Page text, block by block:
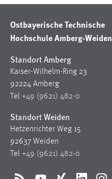
Ostbayerische Technische
Hochschule Amberg-Weiden
Standort Amberg
Kaiser-Wilhelm-Ring 23
92224 Amberg
Tel +49 (9621) 482-0
Standort Weiden
Hetzenrichter Weg 15
92637 Weiden
Tel +49 (9621) 482-0
Zweck:
Cookie Laufzeit:
3 Monate
Name:
_fbp
Anbieter:
Facebook